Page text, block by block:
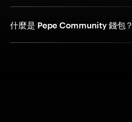
什麼是 Pepe Community 錢包？